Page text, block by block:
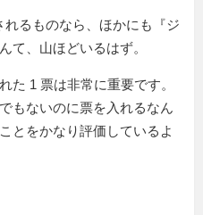
るものなら、ほかにも『ジ
て、山ほどいるはず。
た 1 票は非常に重要です。
もないのに票を入れるなん
とをかなり評価しているよ